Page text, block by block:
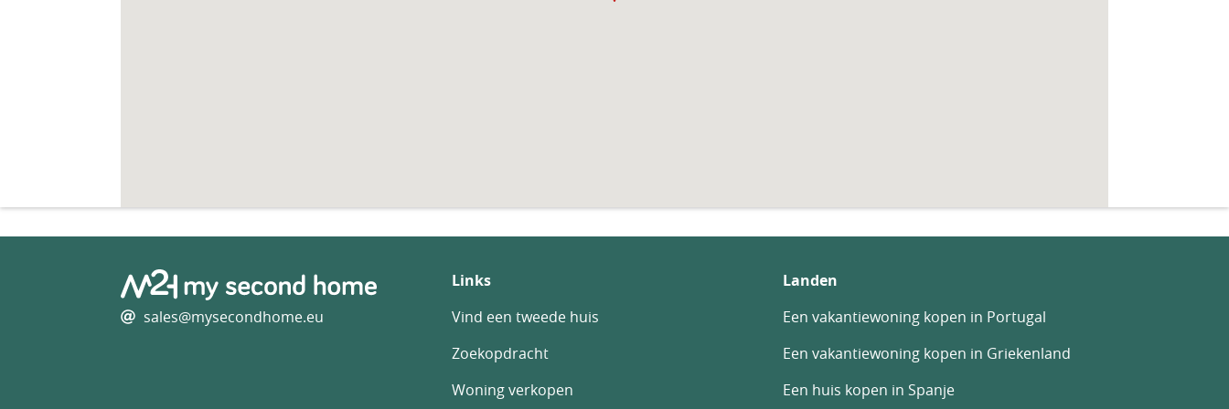
sales@mysecondhome.eu
Links
Vind een tweede huis
Zoekopdracht
Woning verkopen
Landen
Een vakantiewoning kopen in Portugal
Een vakantiewoning kopen in Griekenland
Een huis kopen in Spanje